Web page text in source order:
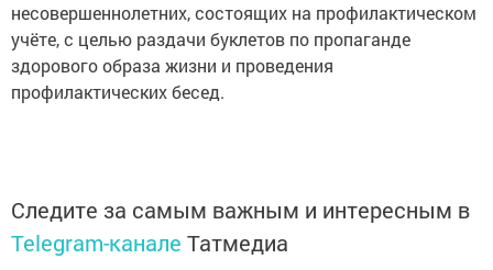
несовершеннолетних, состоящих на профилактическом
учёте, с целью раздачи буклетов по пропаганде
здорового образа жизни и проведения
профилактических бесед.
Следите за самым важным и интересным в
Telegram-канале Татмедиа